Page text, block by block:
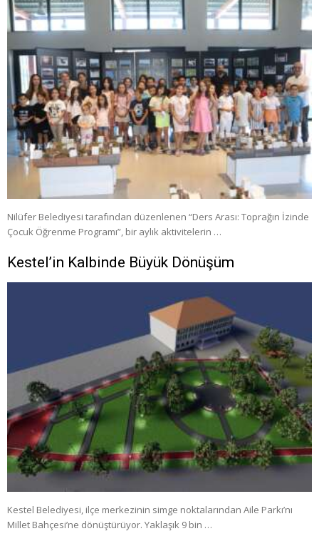
Nilüfer Belediyesi tarafından düzenlenen “Ders Arası: Toprağın İzinde
Çocuk Öğrenme Programı”, bir aylık aktivitelerin …
Kestel’in Kalbinde Büyük Dönüşüm
Kestel Belediyesi, ilçe merkezinin simge noktalarından Aile Parkı’nı
Millet Bahçesi’ne dönüştürüyor. Yaklaşık 9 bin …